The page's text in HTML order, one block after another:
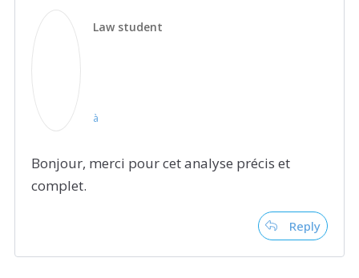
Law student
à
Bonjour, merci pour cet analyse précis et
complet.
Reply